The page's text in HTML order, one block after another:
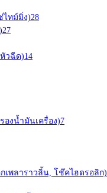
ทม์มิ่ง)28
27
วฉีด)14
องน้ำมันเครื่อง)7
พลาราวลิ้น, โช๊คไฮดรอลิก)